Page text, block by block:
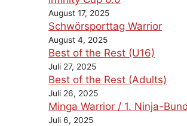
August 17, 2025
Schwörsporttag Warrior
August 4, 2025
Best of the Rest (U16)
Juli 27, 2025
Best of the Rest (Adults)
Juli 26, 2025
Minga Warrior / 1. Ninja-
Juli 6, 2025